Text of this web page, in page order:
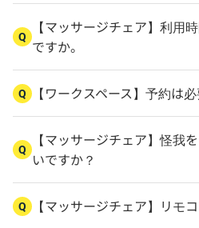
Q
【マッサージチェア】利用
ですか。
Q 【ワークスペース】予約は
Q
【マッサージチェア】怪我
いですか？
Q 【マッサージチェア】リモ